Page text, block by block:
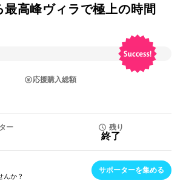
最高峰ヴィラで極上の時間
応援購入総額
ー 残り
終了
んか？
サポーターを集める